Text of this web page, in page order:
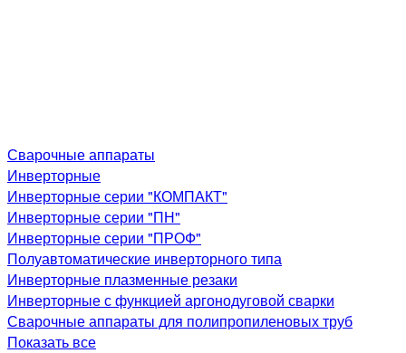
Сварочные аппараты
Инверторные
Инверторные серии "КОМПАКТ"
Инверторные серии "ПН"
Инверторные серии "ПРОФ"
Полуавтоматические инверторного типа
Инверторные плазменные резаки
Инверторные с функцией аргонодуговой сварки
Сварочные аппараты для полипропиленовых труб
Показать все